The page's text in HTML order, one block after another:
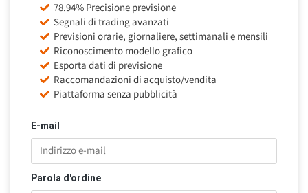
E-mail
Parola d'ordine
78.94% Precisione previsione
Segnali di trading avanzati
Previsioni orarie, giornaliere, settimanali e mensili
Riconoscimento modello grafico
Esporta dati di previsione
Raccomandazioni di acquisto/vendita
Piattaforma senza pubblicità